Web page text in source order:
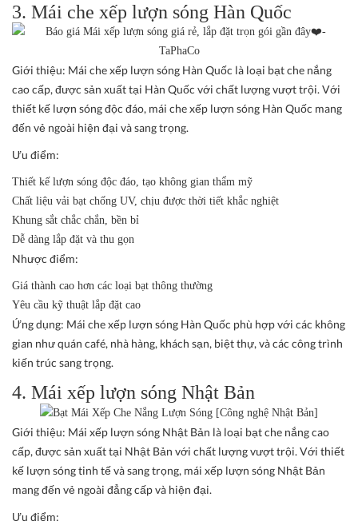
3. Mái che xếp lượn sóng Hàn Quốc
Giới thiệu: Mái che xếp lượn sóng Hàn Quốc là loại bạt che nắng
cao cấp, được sản xuất tại Hàn Quốc với chất lượng vượt trội. Với
thiết kế lượn sóng độc đáo, mái che xếp lượn sóng Hàn Quốc mang
đến vẻ ngoài hiện đại và sang trọng.
Ưu điểm:
Thiết kế lượn sóng độc đáo, tạo không gian thẩm mỹ
Chất liệu vải bạt chống UV, chịu được thời tiết khắc nghiệt
Khung sắt chắc chắn, bền bỉ
Dễ dàng lắp đặt và thu gọn
Nhược điểm:
Giá thành cao hơn các loại bạt thông thường
Yêu cầu kỹ thuật lắp đặt cao
Ứng dụng: Mái che xếp lượn sóng Hàn Quốc phù hợp với các không
gian như quán café, nhà hàng, khách sạn, biệt thự, và các công trình
kiến trúc sang trọng.
4. Mái xếp lượn sóng Nhật Bản
Giới thiệu: Mái xếp lượn sóng Nhật Bản là loại bạt che nắng cao
cấp, được sản xuất tại Nhật Bản với chất lượng vượt trội. Với thiết
kế lượn sóng tinh tế và sang trọng, mái xếp lượn sóng Nhật Bản
mang đến vẻ ngoài đẳng cấp và hiện đại.
Ưu điểm: